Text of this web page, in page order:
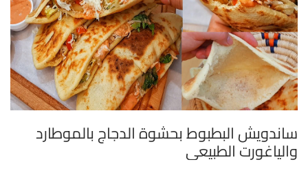
ساندويش البطبوط بحشوة الدجاج بالموطارد
والياغورت الطبيعي